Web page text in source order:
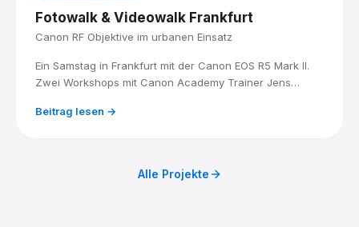
Fotowalk & Videowalk Frankfurt
Canon RF Objektive im urbanen Einsatz
Ein Samstag in Frankfurt mit der Canon EOS R5 Mark II.
Zwei Workshops mit Canon Academy Trainer Jens
und Stadtlandschaft am Mittag.
Beitrag lesen →
Alle Projekte